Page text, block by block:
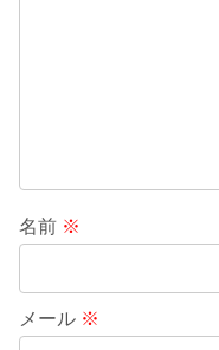
名前 ※
メール ※